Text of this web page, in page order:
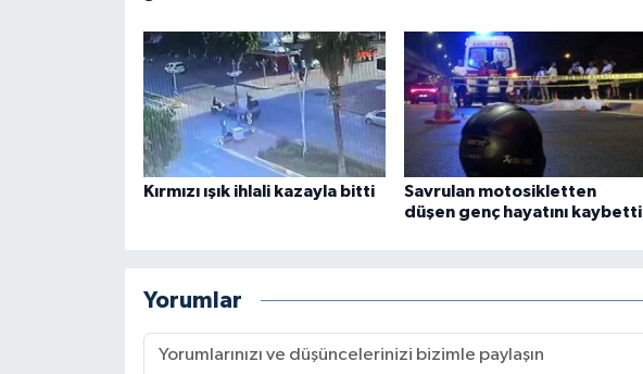
Kırmızı ışık ihlali kazayla bitti
Savrulan motosikletten
düşen genç hayatını kaybetti
Yorumlar